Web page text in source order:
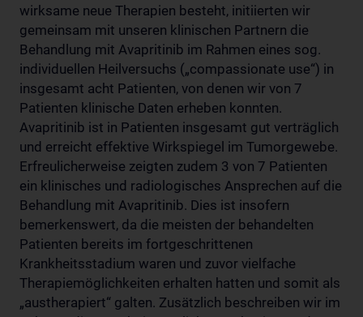
wirksame neue Therapien besteht, initiierten wir
gemeinsam mit unseren klinischen Partnern die
Behandlung mit Avapritinib im Rahmen eines sog.
individuellen Heilversuchs („compassionate use“) in
insgesamt acht Patienten, von denen wir von 7
Patienten klinische Daten erheben konnten.
Avapritinib ist in Patienten insgesamt gut verträglich
und erreicht effektive Wirkspiegel im Tumorgewebe.
Erfreulicherweise zeigten zudem 3 von 7 Patienten
ein klinisches und radiologisches Ansprechen auf die
Behandlung mit Avapritinib. Dies ist insofern
bemerkenswert, da die meisten der behandelten
Patienten bereits im fortgeschrittenen
Krankheitsstadium waren und zuvor vielfache
Therapiemöglichkeiten erhalten hatten und somit als
„austherapiert“ galten. Zusätzlich beschreiben wir im